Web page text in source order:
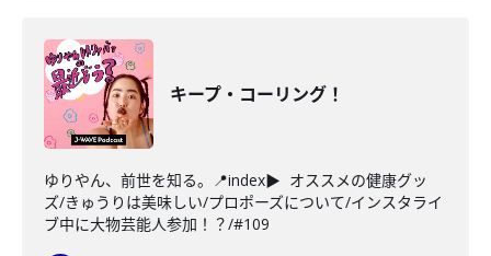
キープ・コーリング！
ゆりやん、前世を知る。📍index▶ オススメの健康グッ
ズ/きゅうりは美味しい/プロポーズについて/インスタライ
ブ中に大物芸能人参加！？/#109